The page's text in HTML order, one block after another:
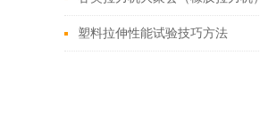
塑料拉伸性能试验技巧方法